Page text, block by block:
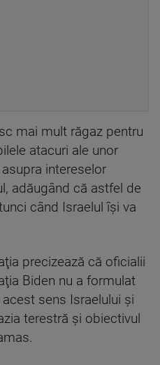
mai mult răgaz pentru
atacuri ale unor
intereselor
adăugând că astfel de
când Israelul îşi va
precizează că oficialii
Biden nu a formulat
sens Israelului şi
terestră şi obiectivul